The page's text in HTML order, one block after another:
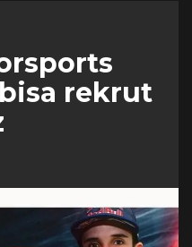
rekrut